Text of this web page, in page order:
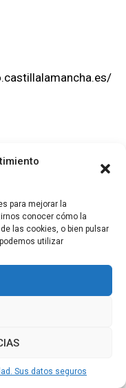
para mejorar la
conocer cómo la
las cookies, o bien pulsar
utilizar
Sus datos seguros